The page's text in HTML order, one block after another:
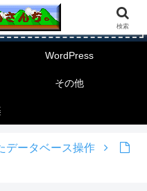
WordPress
その他
データベース操作
検索